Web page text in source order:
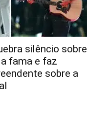
silêncio sobre
fama e faz
sobre a